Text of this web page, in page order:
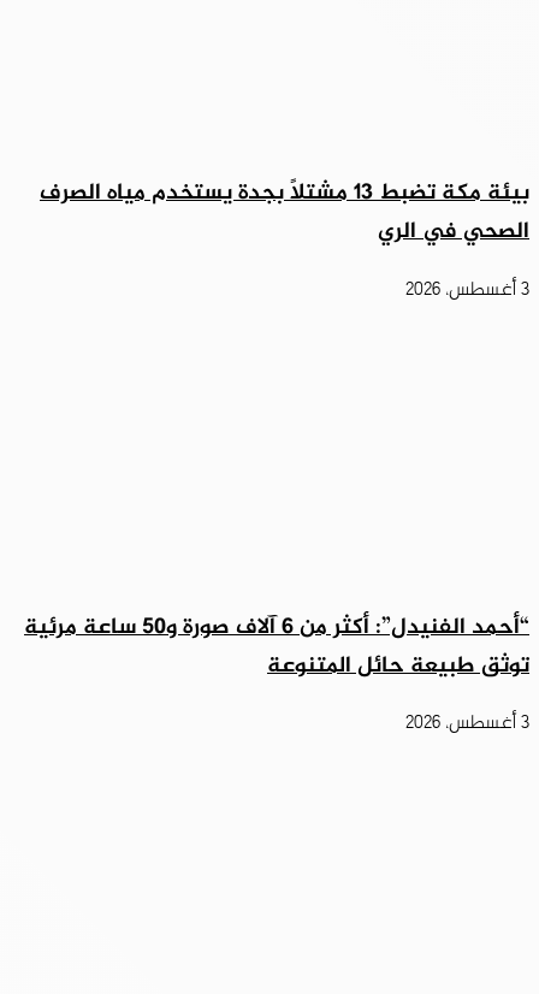
بيئة مكة تضبط 13 مشتلاً بجدة يستخدم مياه الصرف
الصحي في الري
3 أغسطس، 2026
“أحمد الفنيدل”: أكثر من 6 آلاف صورة و50 ساعة مرئية
توثق طبيعة حائل المتنوعة
3 أغسطس، 2026